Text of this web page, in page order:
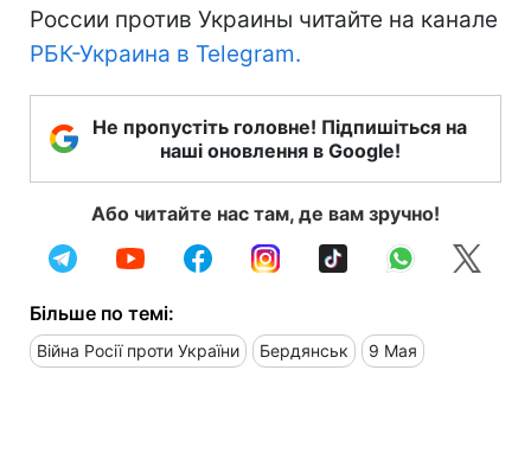
России против Украины читайте на канале
РБК-Украина в Telegram.
Не пропустіть головне! Підпишіться на
наші оновлення в Google!
Або читайте нас там, де вам зручно!
Більше по темі:
Війна Росії проти України Бердянськ 9 Мая